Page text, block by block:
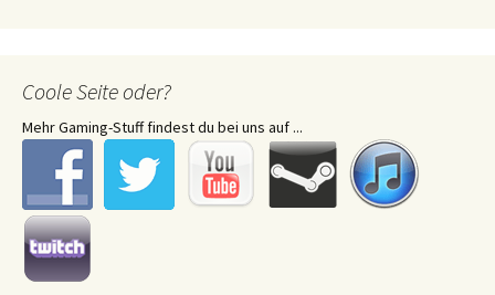
Coole Seite oder?
Mehr Gaming-Stuff findest du bei uns auf ...